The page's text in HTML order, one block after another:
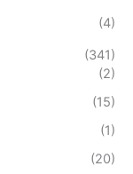
(4)
(341)
(2)
(15)
(1)
(20)